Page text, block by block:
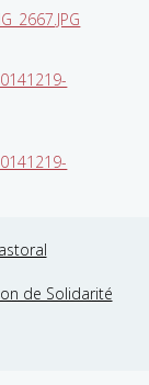
de Solidarité